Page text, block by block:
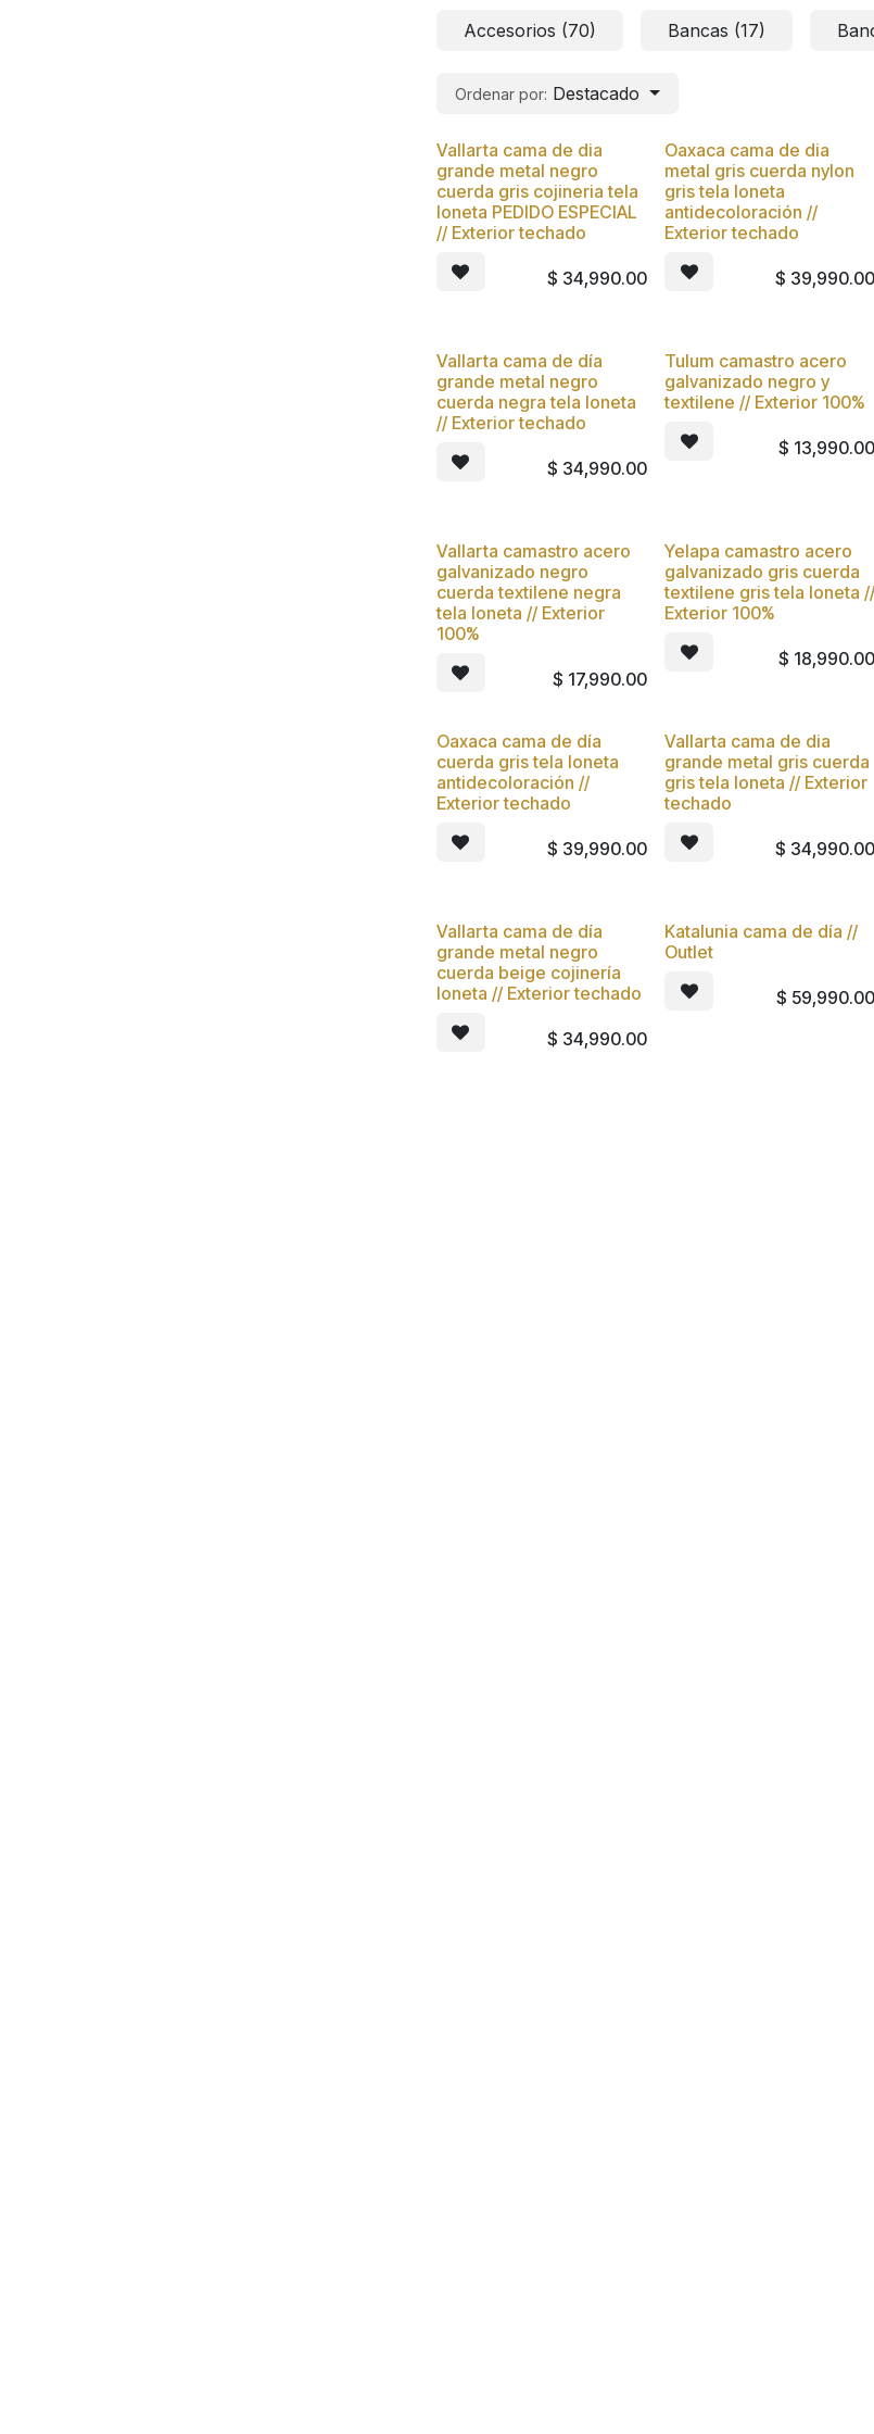
Accesorios (70) Bancas (17)
Ordenar por: Destacado
Nuevo
Vallarta cama de dia
grande metal negro
cuerda gris cojineria tela
loneta PEDIDO ESPECIAL
// Exterior techado
$ 34,990.00
Nuevo
Oaxaca cama de dia
metal gris cuerda nylon
gris tela loneta
antidecoloración //
Exterior techado
$ 39,990.00
Nuevo
Vallarta cama de día
grande metal negro
cuerda negra tela loneta
// Exterior techado
$ 34,990.00
Nuevo
Tulum camastro acero
galvanizado negro y
textilene // Exterior 100%
$ 13,990.00
Nuevo
Vallarta camastro acero
galvanizado negro
cuerda textilene negra
tela loneta // Exterior
100%
$ 17,990.00
Nuevo
Yelapa camastro acero
galvanizado gris cuerda
textilene gris tela loneta //
Exterior 100%
$ 18,990.00
Oaxaca cama de día
cuerda gris tela loneta
antidecoloración //
Exterior techado
$ 39,990.00
Vallarta cama de dia
grande metal gris cuerda
gris tela loneta // Exterior
techado
$ 34,990.00
Vallarta cama de día
grande metal negro
cuerda beige cojinería
loneta // Exterior techado
$ 34,990.00
Katalunia cama de día //
Outlet
$ 59,990.00